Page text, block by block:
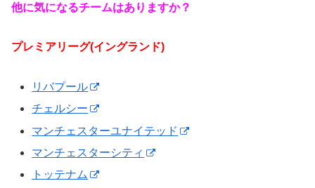
他に気になるチームはありますか？
プレミアリーグ(イングランド)
リバプール
チェルシー
マンチェスターユナイテッド
マンチェスターシティ
トッテナム